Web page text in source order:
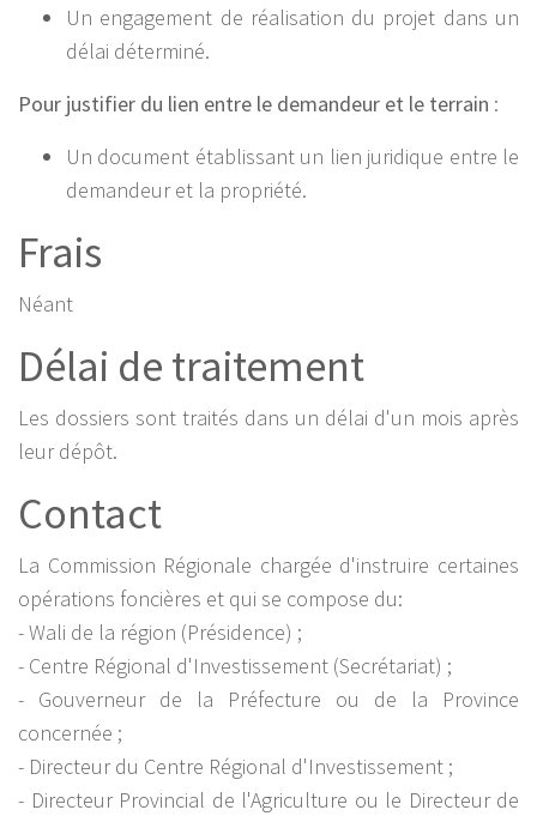
Un engagement de réalisation du projet dans un
délai déterminé.
Pour justifier du lien entre le demandeur et le terrain :
Un document établissant un lien juridique entre le
demandeur et la propriété.
Frais
Néant
Délai de traitement
Les dossiers sont traités dans un délai d'un mois après
leur dépôt.
Contact
La Commission Régionale chargée d'instruire certaines
opérations foncières et qui se compose du:
- Wali de la région (Présidence) ;
- Centre Régional d'Investissement (Secrétariat) ;
- Gouverneur de la Préfecture ou de la Province
concernée ;
- Directeur du Centre Régional d'Investissement ;
- Directeur Provincial de l'Agriculture ou le Directeur de